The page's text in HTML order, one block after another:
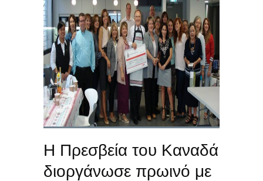
Η Πρεσβεία του Καναδά
διοργάνωσε πρωινό με